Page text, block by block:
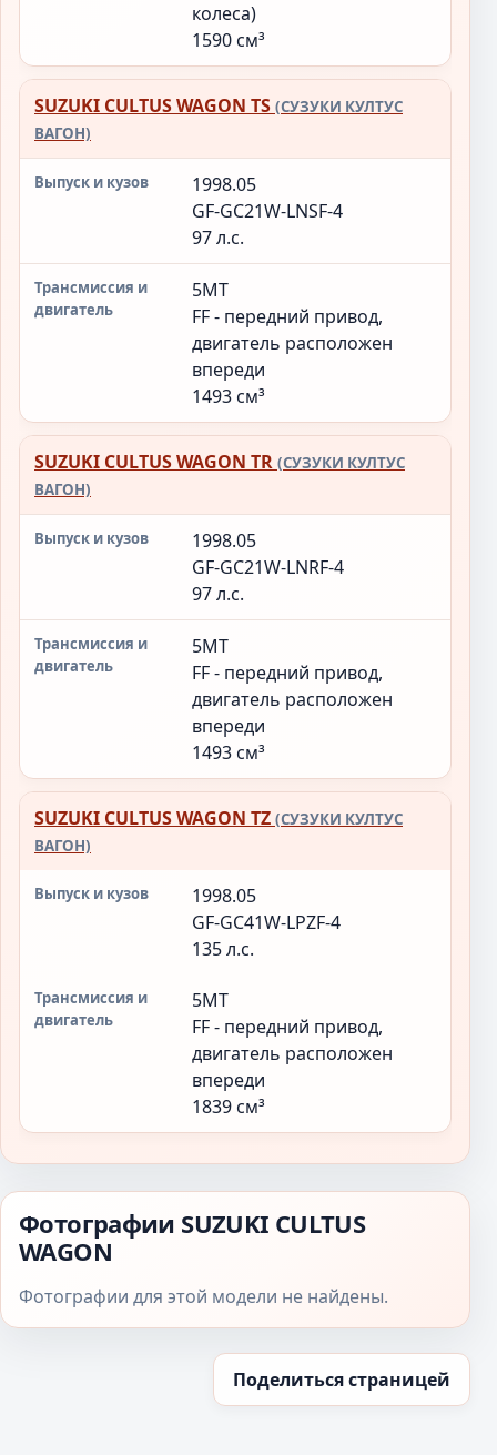
колеса)
1590 см³
SUZUKI CULTUS WAGON TS (СУЗУКИ КУЛТУС
ВАГОН)
1998.05
GF-GC21W-LNSF-4
97 л.с.
5MT
FF - передний привод,
двигатель расположен
впереди
1493 см³
SUZUKI CULTUS WAGON TR (СУЗУКИ КУЛТУС
ВАГОН)
1998.05
GF-GC21W-LNRF-4
97 л.с.
5MT
FF - передний привод,
двигатель расположен
впереди
1493 см³
SUZUKI CULTUS WAGON TZ (СУЗУКИ КУЛТУС
ВАГОН)
1998.05
GF-GC41W-LPZF-4
135 л.с.
5MT
FF - передний привод,
двигатель расположен
впереди
1839 см³
Фотографии SUZUKI CULTUS
WAGON
Фотографии для этой модели не найдены.
Поделиться страницей